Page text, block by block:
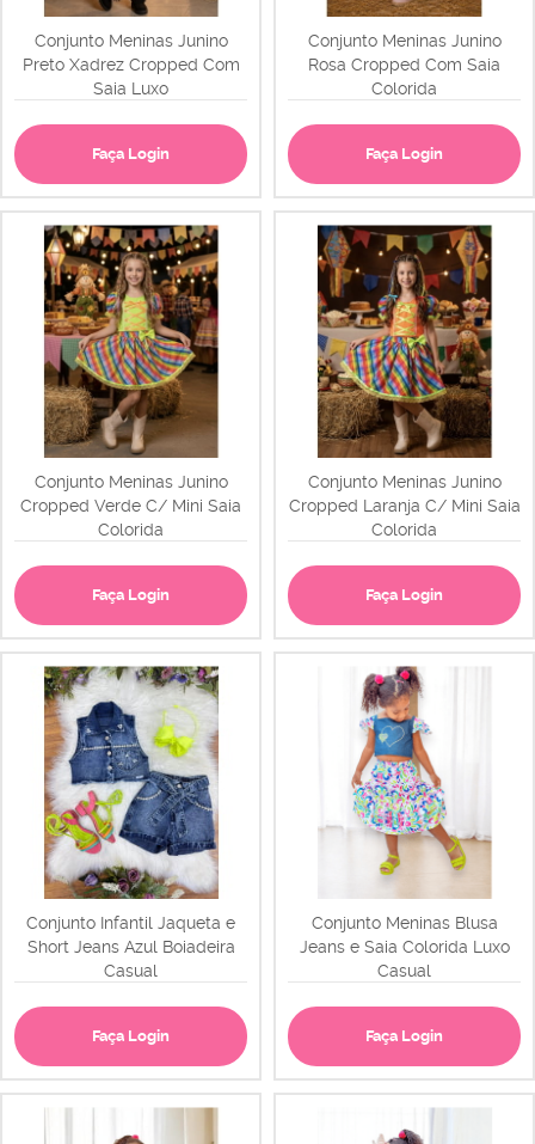
Conjunto Meninas Junino
Preto Xadrez Cropped Com
Saia Luxo
Faça Login
Conjunto Meninas Junino
Rosa Cropped Com Saia
Colorida
Faça Login
Conjunto Meninas Junino
Cropped Verde C/ Mini Saia
Colorida
Faça Login
Conjunto Meninas Junino
Cropped Laranja C/ Mini Saia
Colorida
Faça Login
Conjunto Infantil Jaqueta e
Short Jeans Azul Boiadeira
Casual
Faça Login
Conjunto Meninas Blusa
Jeans e Saia Colorida Luxo
Casual
Faça Login